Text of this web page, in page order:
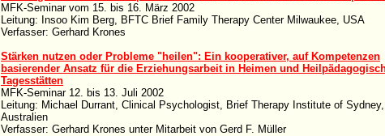
MFK-Seminar vom 15. bis 16. März 2002
Leitung: Insoo Kim Berg, BFTC Brief Family Therapy Center Milwaukee, USA
Verfasser: Gerhard Krones
Stärken nutzen oder Probleme "heilen": Ein kooperativer, auf Kompetenzen
basierender Ansatz für die Erziehungsarbeit in Heimen und
Tagesstätten
MFK-Seminar 12. bis 13. Juli 2002
Leitung: Michael Durrant, Clinical Psychologist,
Brief Therapy Institute of Sydney,
Australien
Verfasser: Gerhard Krones unter Mitarbeit von Gerd F. Müller